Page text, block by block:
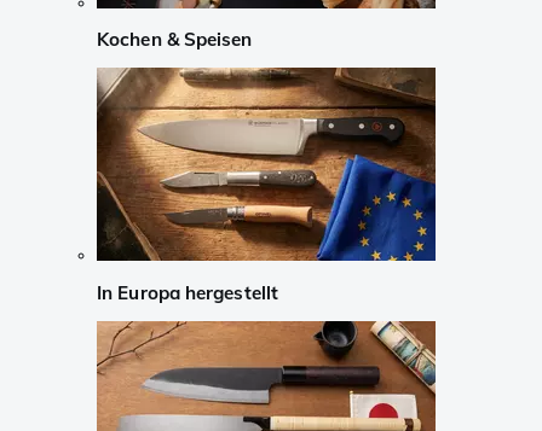
Kochen & Speisen
In Europa hergestellt